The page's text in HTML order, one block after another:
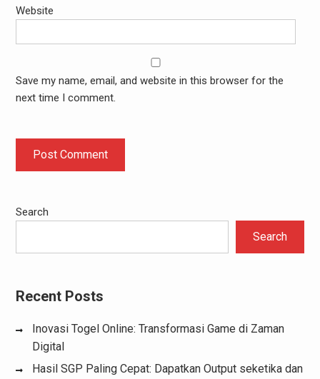
Website
Save my name, email, and website in this browser for the
next time I comment.
Search
Search
Recent Posts
Inovasi Togel Online: Transformasi Game di Zaman
Digital
Hasil SGP Paling Cepat: Dapatkan Output seketika dan